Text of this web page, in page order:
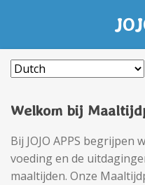
main
content
Welkom bij
Bij JOJO APPS begrijpen
voeding en de
maaltijden. Onze